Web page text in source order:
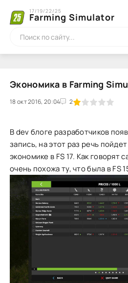
Farming Simulator
17/19/22/25
Экономика в Farming
18 окт 2016, 20:04 2
1 2 3 4 5
В dev блоге разработчиков
запись, на этот раз речь
экономике в FS 17. Как говорят
очень похожа ту, что была в FS